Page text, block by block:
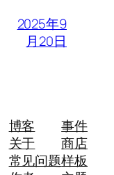
2025年9
月20日
博客
关于
常见问题
事件
商店
样板